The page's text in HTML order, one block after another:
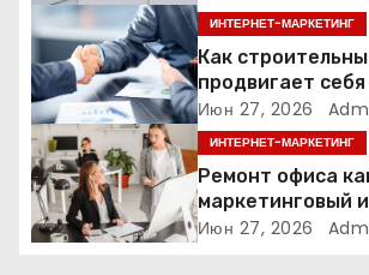
з
а
п
и
с
интеллекта
ИНТЕРНЕТ-МАРКЕТИНГ
Как
продвигает себя
контент: кейс
компаний
Июн 27, 2026
ИНТЕРНЕТ-МАРКЕТИНГ
Ремонт офиса
маркетинговый
почему
Июн 27, 2026